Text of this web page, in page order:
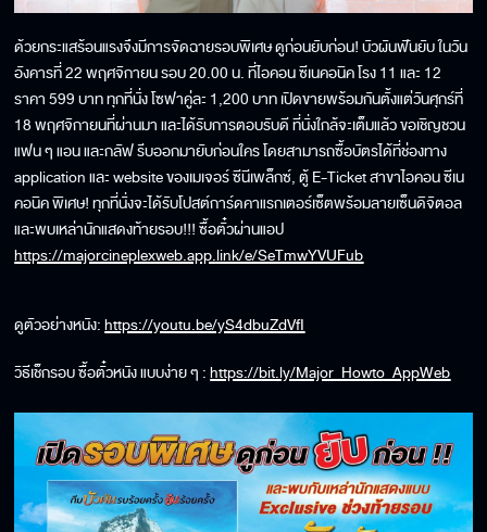
ด้วยกระแสร้อนแรงจึงมีการจัดฉายรอบพิเศษ ดูก่อนยับก่อน! บัวผันฟันยับ ในวัน
อังคารที่ 22 พฤศจิกายน รอบ 20.00 น. ที่ไอคอน ซีเนคอนิค โรง 11 และ 12
ราคา 599 บาท ทุกที่นั่ง โซฟาคู่ละ 1,200 บาท เปิดขายพร้อมกันตั้งแต่วันศุกร์ที่
18 พฤศจิกายนที่ผ่านมา และได้รับการตอบรับดี ที่นั่งใกล้จะเต็มแล้ว ขอเชิญชวน
แฟน ๆ แอน และกลัฟ รีบออกมายับก่อนใคร โดยสามารถซื้อบัตรได้ที่ช่องทาง
application และ website ของเมเจอร์ ซีนีเพล็กซ์, ตู้ E-Ticket สาขาไอคอน ซีเน
คอนิค พิเศษ! ทุกที่นั่งจะได้รับโปสต์การ์ดคาแรกเตอร์เซ็ตพร้อมลายเซ็นดิจิตอล
และพบเหล่านักแสดงท้ายรอบ!!! ซื้อตั๋วผ่านแอป
https://majorcineplexweb.app.link/e/SeTmwYVUFub
ดูตัวอย่างหนัง:https://youtu.be/yS4dbuZdVfI
วิธีเช็กรอบ ซื้อตั๋วหนัง แบบง่าย ๆ :https://bit.ly/Major_Howto_AppWeb